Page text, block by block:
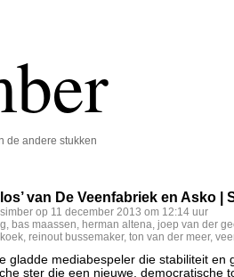
de andere stukken
van De Veenfabriek en Asko |
op 11 december 2013 om 12:14 uur
, bas maassen, herman altena, joep van der
, reinout bussemaker, ton van der meer,
gladde mediabespeler die stabiliteit en
ster die een nieuwe, democratische